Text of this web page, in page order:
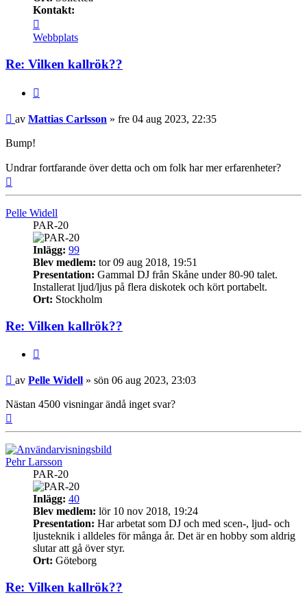
Kontakt:
Mattias
Carlsson
Webbplats
Re: Vilken kallrök??
Inlägg
av Mattias Carlsson » fre 04 aug 2023, 22:35
Bump!
Undrar fortfarande över detta och om folk har mer erfarenheter?
Pelle Widell
PAR-20
Inlägg: 99
Blev medlem: tor 09 aug 2018, 19:51
Presentation: Gammal DJ från Skåne under 80-90 talet.
Installerat ljud/ljus på flera diskotek och kört portabelt.
Ort: Stockholm
Re: Vilken kallrök??
Inlägg
av Pelle Widell » sön 06 aug 2023, 23:03
Nästan 4500 visningar ändå inget svar?
Pehr Larsson
PAR-20
Inlägg: 40
Blev medlem: lör 10 nov 2018, 19:24
Presentation: Har arbetat som DJ och med scen-, ljud- och
ljusteknik i alldeles för många år. Det är en hobby som aldrig
slutar att gå över styr.
Ort: Göteborg
Re: Vilken kallrök??